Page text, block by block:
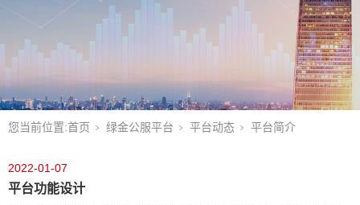
您当前位置:首页 绿金公服平台 平台动态 平台简介
2022-01-07
平台功能设计